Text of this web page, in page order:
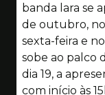
banda lara se
de outubro, no
sexta-feira e
sobe ao palco
dia 19, a
com início às